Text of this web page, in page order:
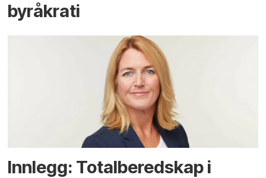
byråkrati
Innlegg: Totalberedskap i